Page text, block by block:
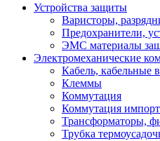
Устройства защиты
Варисторы,
Предохранители,
ЭМС материалы
Электромеханические
Кабель, кабельные
Клеммы
Коммутация
Коммутация импорт
Трансформаторы,
Трубка